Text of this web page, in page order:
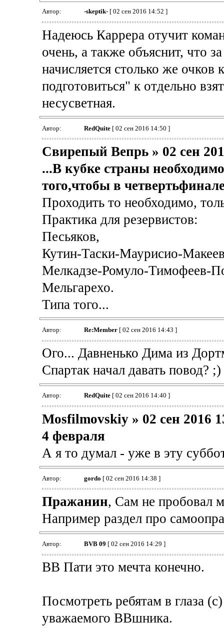
Автор: -skeptik-[ 02 сен 2016 14:52 ]
Надеюсь Каррера отучит
очень, а также объяснит, что
начисляется столько же
подготовиться" к отдельно
несусветная.
Автор: RedQuite[ 02 сен 2016 14:50 ]
Свирепый Вепрь » 02 сен
...В кубке страны
того,чтобы в
Проходить то необходимо,
Практика для резервистов:
Песьяков,
Кутин-Таски-Маурисио-
Мелкадзе-Ромуло-Тимофеев-
Мельгарехо.
Типа того...
Автор: Re:Member[ 02 сен 2016 14:43 ]
Ого... Давненько Дима из
Спартак начал давать повод? ;)
Автор: RedQuite[ 02 сен 2016 14:40 ]
Mosfilmovskiy » 02 сен 2016
4 февраля
А я то думал - уже в эту
Автор: gordo [ 02 сен 2016 14:38 ]
Пражанин, Сам не пробовал
Например раздел про
Автор: BVB 09 [ 02 сен 2016 14:29 ]
ВВ Пати это мечта конечно.
Посмотреть ребятам в глаза
уважаемого ВВшника.